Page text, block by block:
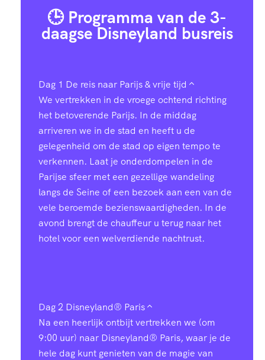
🕒 Programma van de 3-
daagse Disneyland busreis
Dag 1 De reis naar Parijs & vrije tijd
We vertrekken in de vroege ochtend richting
het betoverende Parijs. In de middag
arriveren we in de stad en heeft u de
gelegenheid om de stad op eigen tempo te
verkennen. Laat je onderdompelen in de
Parijse sfeer met een gezellige wandeling
langs de Seine of een bezoek aan een van de
vele beroemde bezienswaardigheden. In de
avond brengt de chauffeur u terug naar het
hotel voor een welverdiende nachtrust.
Dag 2 Disneyland® Paris
Na een heerlijk ontbijt vertrekken we (om
9:00 uur) naar Disneyland® Paris, waar je de
hele dag kunt genieten van de magie van